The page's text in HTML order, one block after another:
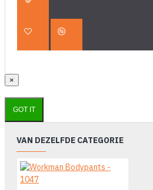
×
GOT IT
VAN DEZELFDE CATEGORIE